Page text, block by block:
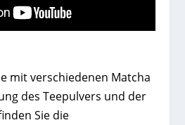
mit verschiedenen Matcha
des Teepulvers und der
Sie die